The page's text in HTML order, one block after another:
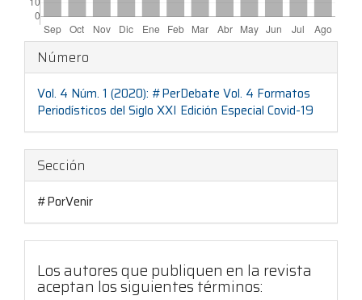
Detalles
del
artículo
Número
Vol. 4 Núm. 1 (2020): #PerDebate Vol. 4 Formatos
Periodísticos del Siglo XXI Edición Especial Covid-19
Sección
#PorVenir
Los autores que publiquen en la revista
aceptan los siguientes términos: